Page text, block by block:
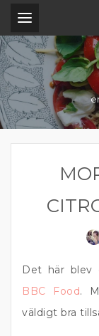
Det här blev
BBC Food.
väldigt bra